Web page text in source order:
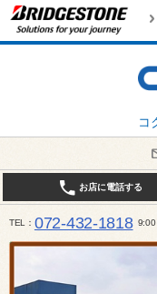
コ
お店に電話する
TEL 072-432-1818 9:00